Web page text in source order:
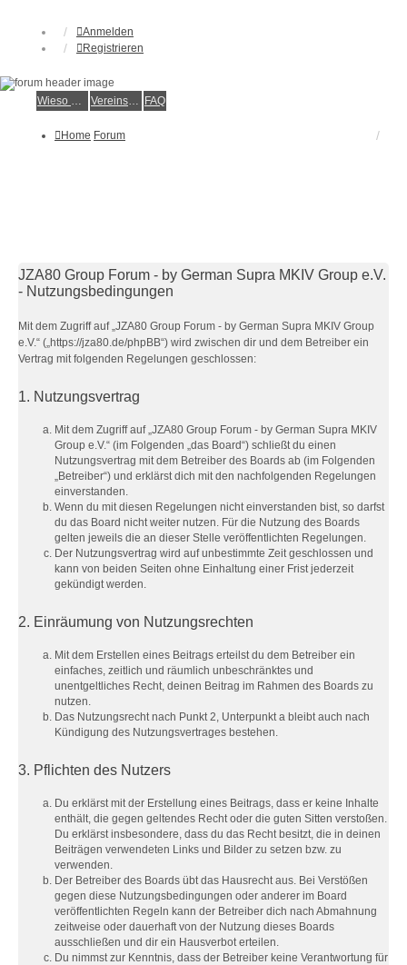
Anmelden
Registrieren
Wieso der e.V.? Vereinsmitglied werden FAQ
Home Forum
JZA80 Group Forum - by German Supra MKIV Group e.V.
- Nutzungsbedingungen
Mit dem Zugriff auf „JZA80 Group Forum - by German Supra MKIV Group
e.V.“ („https://jza80.de/phpBB“) wird zwischen dir und dem Betreiber ein
Vertrag mit folgenden Regelungen geschlossen:
1. Nutzungsvertrag
Mit dem Zugriff auf „JZA80 Group Forum - by German Supra MKIV
Group e.V.“ (im Folgenden „das Board“) schließt du einen
Nutzungsvertrag mit dem Betreiber des Boards ab (im Folgenden
„Betreiber“) und erklärst dich mit den nachfolgenden Regelungen
einverstanden.
Wenn du mit diesen Regelungen nicht einverstanden bist, so darfst
du das Board nicht weiter nutzen. Für die Nutzung des Boards
gelten jeweils die an dieser Stelle veröffentlichten Regelungen.
Der Nutzungsvertrag wird auf unbestimmte Zeit geschlossen und
kann von beiden Seiten ohne Einhaltung einer Frist jederzeit
gekündigt werden.
2. Einräumung von Nutzungsrechten
Mit dem Erstellen eines Beitrags erteilst du dem Betreiber ein
einfaches, zeitlich und räumlich unbeschränktes und
unentgeltliches Recht, deinen Beitrag im Rahmen des Boards zu
nutzen.
Das Nutzungsrecht nach Punkt 2, Unterpunkt a bleibt auch nach
Kündigung des Nutzungsvertrages bestehen.
3. Pflichten des Nutzers
Du erklärst mit der Erstellung eines Beitrags, dass er keine Inhalte
enthält, die gegen geltendes Recht oder die guten Sitten verstoßen.
Du erklärst insbesondere, dass du das Recht besitzt, die in deinen
Beiträgen verwendeten Links und Bilder zu setzen bzw. zu
verwenden.
Der Betreiber des Boards übt das Hausrecht aus. Bei Verstößen
gegen diese Nutzungsbedingungen oder anderer im Board
veröffentlichten Regeln kann der Betreiber dich nach Abmahnung
zeitweise oder dauerhaft von der Nutzung dieses Boards
ausschließen und dir ein Hausverbot erteilen.
Du nimmst zur Kenntnis, dass der Betreiber keine Verantwortung für